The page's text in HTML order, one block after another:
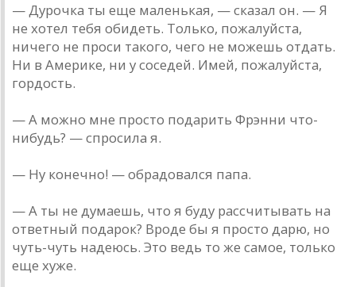
— Дурочка ты еще маленькая, — сказал он. — Я
не хотел тебя обидеть. Только, пожалуйста,
ничего не проси такого, чего не можешь отдать.
Ни в Америке, ни у соседей. Имей, пожалуйста,
гордость.
— А можно мне просто подарить Фрэнни что-
нибудь? — спросила я.
— Ну конечно! — обрадовался папа.
— А ты не думаешь, что я буду рассчитывать на
ответный подарок? Вроде бы я просто дарю, но
чуть-чуть надеюсь. Это ведь то же самое, только
еще хуже.